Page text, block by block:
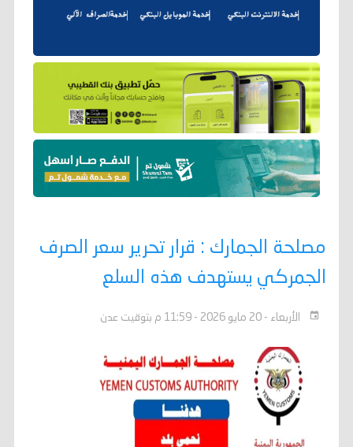
مصلحة الجمارك : قرار تحرير سعر الصرف
الجمركي يستهدف هذه السلع
الأربعاء - 20 مايو 2026 - 11:59 م بتوقيت عدن